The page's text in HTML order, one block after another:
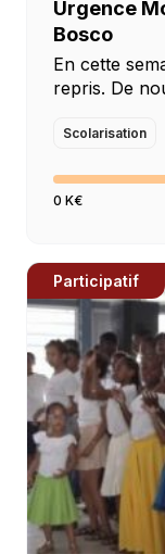
Urgence
Bosco
En cette
repris. De
Scolarisation
0 K€
Participatif